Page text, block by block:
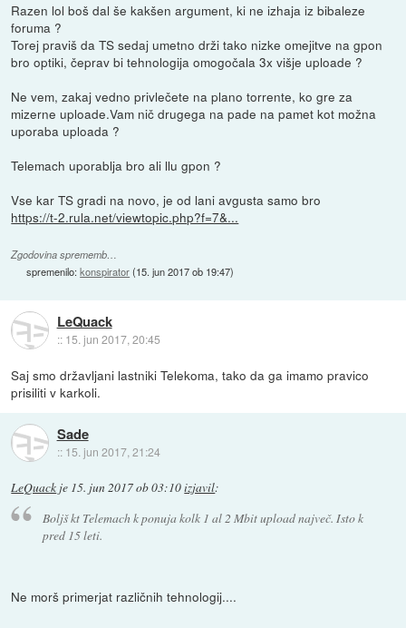
Razen lol boš dal še kakšen argument, ki ne izhaja iz bibaleze
foruma ?
Torej praviš da TS sedaj umetno drži tako nizke omejitve na gpon
bro optiki, čeprav bi tehnologija omogočala 3x višje uploade ?
Ne vem, zakaj vedno privlečete na plano torrente, ko gre za
mizerne uploade.Vam nič drugega na pade na pamet kot možna
uporaba uploada ?
Telemach uporablja bro ali llu gpon ?
Vse kar TS gradi na novo, je od lani avgusta samo bro
https://t-2.rula.net/viewtopic.php?f=7&...
Zgodovina sprememb…
spremenilo:konspirator(15. jun 2017 ob 19:47)
LeQuack
:: 15. jun 2017, 20:45
Saj smo državljani lastniki Telekoma, tako da ga imamo pravico
prisiliti v karkoli.
Sade
:: 15. jun 2017, 21:24
LeQuack je 15. jun 2017 ob 03:10izjavil:
Boljš kt Telemach k ponuja kolk 1 al 2 Mbit upload največ. Isto k
pred 15 leti.
Ne morš primerjat različnih tehnologij....